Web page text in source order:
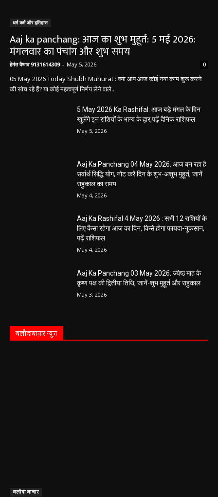
धर्म कर्म और इतिहास
Aaj ka panchang: आज का शुभ मुहूर्त: 5 मई 2026:
मंगलवार का पंचांग और शुभ समय
हेमंत वैष्णव 9131614309 - May 5, 2026 0
05 May 2026 Today Shubh Muhurat : क्या आप आज कोई नया काम शुरू करने
की सोच रहे हैं? या कोई महत्वपूर्ण निर्णय लेने वाले...
5 May 2026 Ka Rashifal: आज बड़े मंगल के दिन
खुलेंगे इन राशियों के भाग्य के द्वार,पढ़ें दैनिक राशिफल
May 5, 2026
Aaj Ka Panchang 04 May 2026: आज बन रहा है
सर्वार्थ सिद्धि योग, नोट करें दिन के शुभ-अशुभ मुहूर्त, जानें
राहुकाल का समय
May 4, 2026
Aaj Ka Rashifal 4 May 2026 : सभी 12 राशियों के
लिए कैसा रहेगा आज का दिन, किसे होगा फायदा-नुकसान,
पढ़ें राशिफल
May 4, 2026
Aaj Ka Panchang 03 May 2026: ज्येष्ठ माह के
कृष्ण पक्ष की द्वितीया तिथि, जानें-शुभ मुहूर्त और राहुकाल
May 3, 2026
बलौदाबाज़ार न्यूज़
बलौदा बाजार